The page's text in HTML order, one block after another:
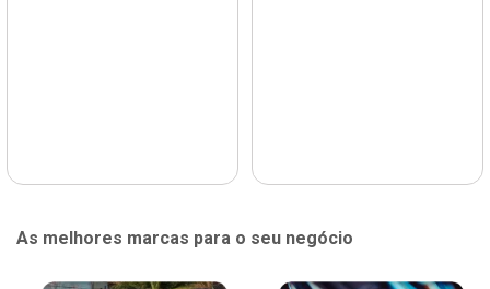
As melhores marcas para o seu negócio